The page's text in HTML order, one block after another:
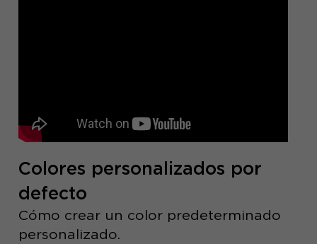
Colores personalizados por
defecto
Cómo crear un color predeterminado
personalizado.